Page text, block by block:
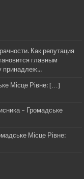
Как репутация
главным
принадлеж...
Місце Рівне: […]
– Громадське
Місце Рівне: